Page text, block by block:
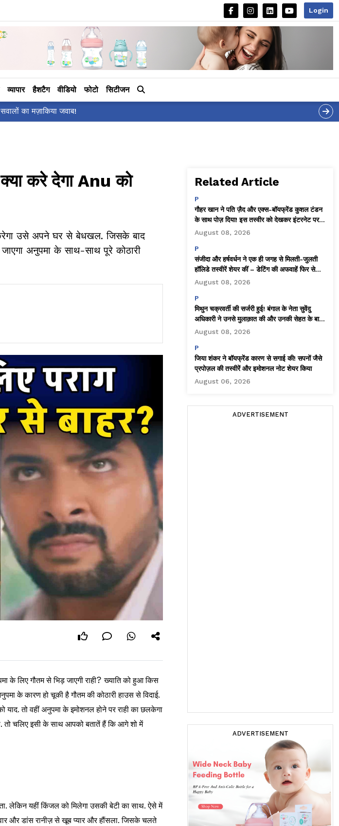
Login
व्यापार हैशटैग वीडियो फोटो सिटीजन
का मज़ाकिया जवाब!
करे देगा Anu को
उसे अपने घर से बेधखल. जिसके बाद
अनुपमा के साथ-साथ पूरे कोठारी
के लिए गौतम से भिड़ जाएगी राही?ख्याति को हुआ किस
के कारण हो चूकी है गौतम की कोठारी हाउस से विदाई.
याद. तो वहीं अनुपमा के इमोशनल होने पर राही का छलकेगा
तो चलिए इसी के साथ आपको बतातें हैं कि आगे शो में
लेकिन यहीं किंजल को मिलेगा उसकी बेटी का साथ. ऐसे में
और डांस रानीज़ से खूब प्यार और हौंसला. जिसके चलते
Related Article
P
गौहर खान ने पति ज़ैद और एक्स-बॉयफ्रेंड कुशल टंडन
के साथ पोज़ दिया! इस तस्वीर को देखकर इंटरनेट पर
धूम मच गई।
August 08, 2026
P
संजीदा और हर्षवर्धन ने एक ही जगह से मिलती-जुलती
हॉलिडे तस्वीरें शेयर कीं – डेटिंग की अफवाहें फिर से
तेज़!
August 08, 2026
P
मिथुन चक्रवर्ती की सर्जरी हुई! बंगाल के नेता सुवेंदु
अधिकारी ने उनसे मुलाक़ात की और उनकी सेहत के बारे
में जानकारी दी
August 08, 2026
P
जिया शंकर ने बॉयफ्रेंड कारण से सगाई की! सपनों जैसे
प्रपोज़ल की तस्वीरें और इमोशनल नोट शेयर किया
August 06, 2026
ADVERTISEMENT
ADVERTISEMENT